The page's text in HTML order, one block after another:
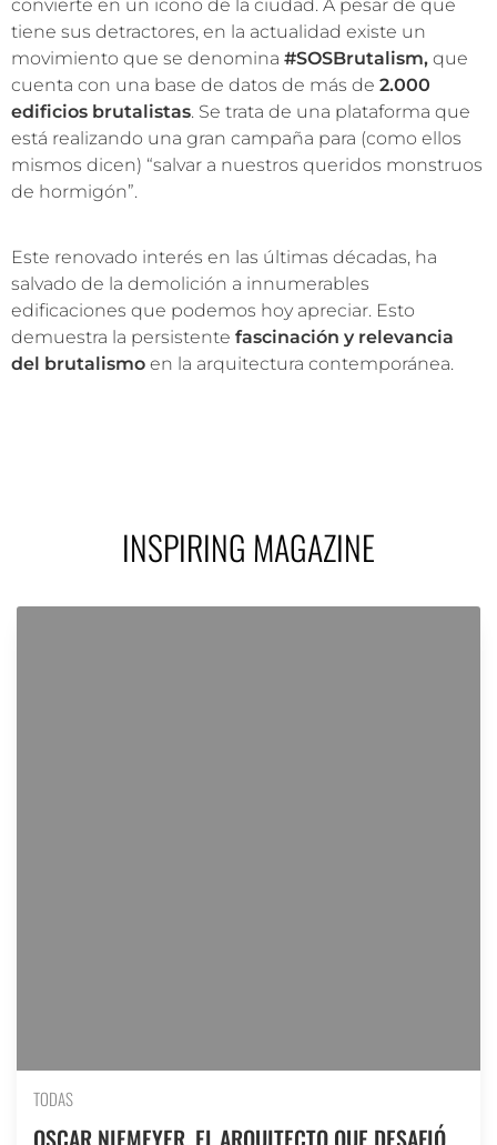
convierte en un icono de la ciudad. A pesar de que
tiene sus detractores, en la actualidad existe un
movimiento que se denomina #SOSBrutalism, que
cuenta con una base de datos de más de 2.000
edificios brutalistas. Se trata de una plataforma que
está realizando una gran campaña para (como ellos
mismos dicen) “salvar a nuestros queridos monstruos
de hormigón”.
Este renovado interés en las últimas décadas, ha
salvado de la demolición a innumerables
edificaciones que podemos hoy apreciar. Esto
demuestra la persistente fascinación y relevancia
del brutalismo en la arquitectura contemporánea.
INSPIRING MAGAZINE
TODAS